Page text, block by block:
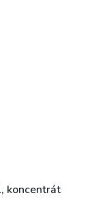
koncentrát